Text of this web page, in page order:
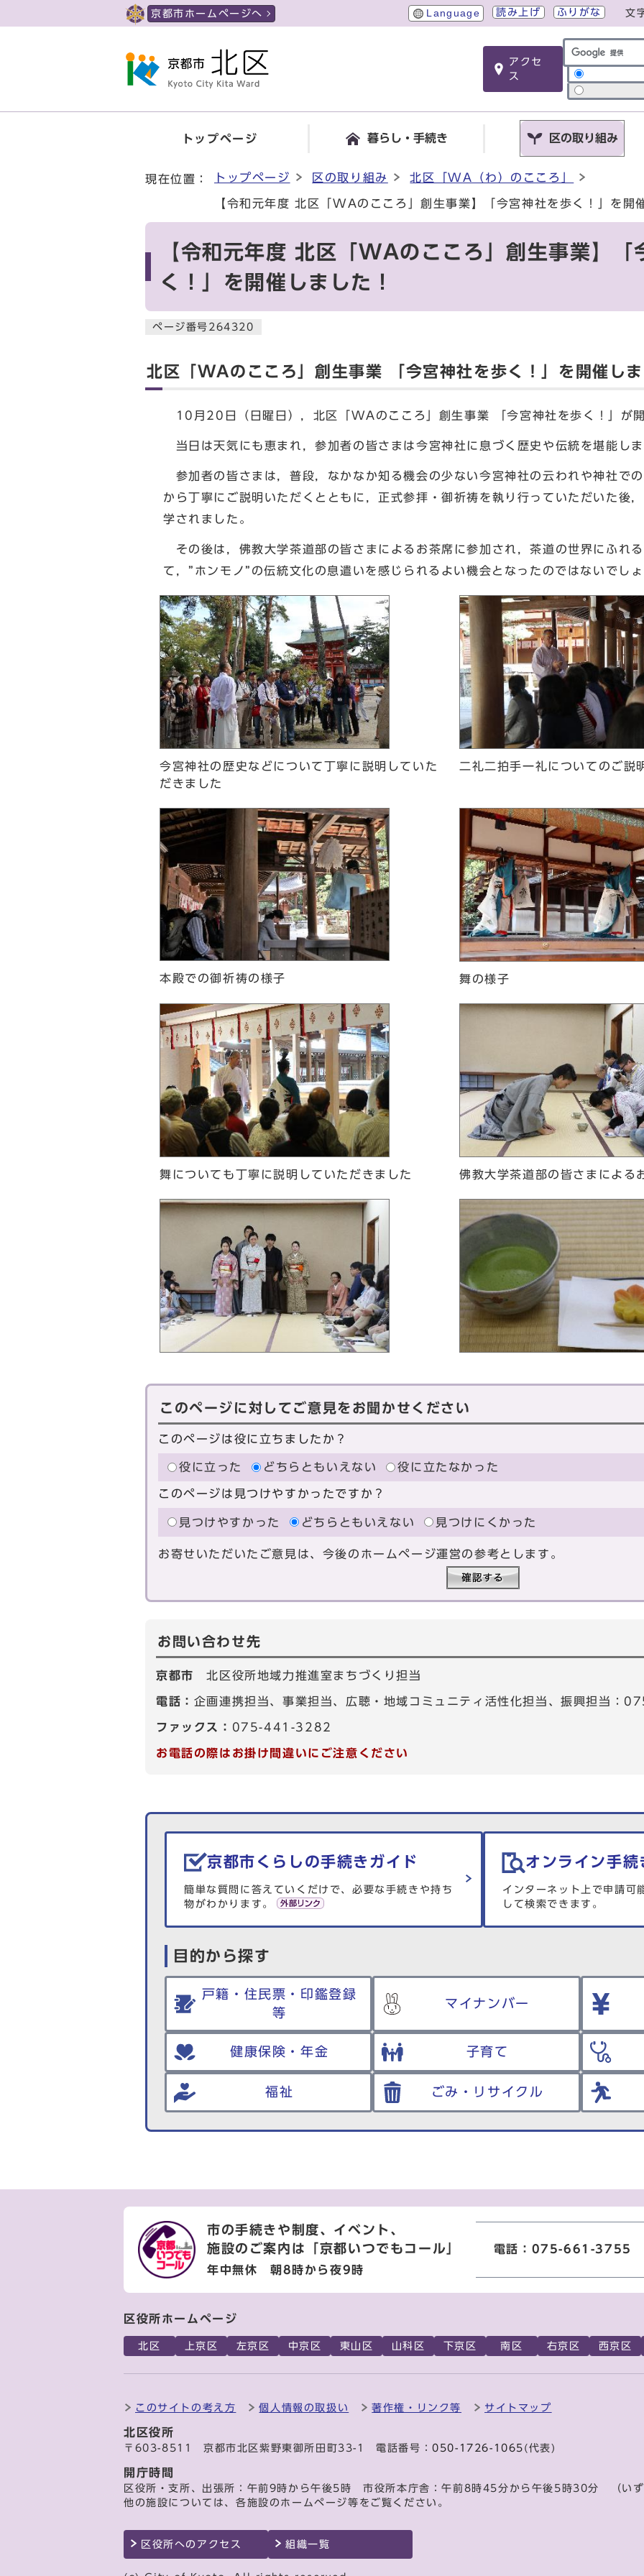
京都市ホームページへ Language 読み上げ ふりがな 文
アクセ
ス
サイト内検索
トップページ 暮らし・手続き 区の取り組み
現在位置： トップページ 区の取り組み 北区「WA（わ）のこころ」
【令和元年度 北区「WAのこころ」創生事業】「今宮神社を歩く！」を開
【令和元年度 北区「WAのこころ」創生事業】「
く！」を開催しました！
ページ番号264320
北区「WAのこころ」創生事業 「今宮神社を歩く！」を開催し
10月20日（日曜日），北区「WAのこころ」創生事業 「今宮神社を歩く！」が
当日は天気にも恵まれ，参加者の皆さまは今宮神社に息づく歴史や伝統を堪能し
参加者の皆さまは，普段，なかなか知る機会の少ない今宮神社の云われや神社で
から丁寧にご説明いただくとともに，正式参拝・御祈祷を執り行っていただいた後
学されました。
その後は，佛教大学茶道部の皆さまによるお茶席に参加され，茶道の世界にふれ
て，”ホンモノ”の伝統文化の息遣いを感じられるよい機会となったのではないでし
今宮神社の歴史などについて丁寧に説明していた
だきました
二礼二拍手一礼についてのご説
本殿での御祈祷の様子 舞の様子
舞についても丁寧に説明していただきました 佛教大学茶道部の皆さまによる
このページに対してご意見をお聞かせください
このページは役に立ちましたか？
役に立った どちらともいえない 役に立たなかった
このページは見つけやすかったですか？
見つけやすかった どちらともいえない 見つけにくかった
お寄せいただいたご意見は、今後のホームページ運営の参考とします。
お問い合わせ先
京都市北区役所地域力推進室まちづくり担当
電話： 企画連携担当、事業担当、広聴・地域コミュニティ活性化担当、振興担当
ファックス： 075-441-3282
お電話の際はお掛け間違いにご注意ください
生活情報を探す
京都市くらしの手続きガイド
簡単な質問に答えていくだけで、必要な手続きや持ち
物がわかります。
オンライン手続
インターネット上で申請可
して検索できます。
目的から探す
戸籍・住民票・印鑑登録
等
マイナンバー
健康保険・年金 子育て
福祉 ごみ・リサイクル
市の手続きや制度、イベント、
施設のご案内は
「京都いつでもコール」
年中無休 朝8時から夜9時
電話：075-661-3755
区役所ホームページ
北区 上京区 左京区 中京区 東山区 山科区 下京区 南区 右京区 西京区
このサイトの考え方 個人情報の取扱い 著作権・リンク等 サイトマップ
北区役所
〒603-8511 京都市北区紫野東御所田町33-1 電話番号：050-1726-1065 (代表)
開庁時間
区役所・支所、出張所：午前9時から午後5時 市役所本庁舎：午前8時45分から午後5時30分 （いず
他の施設については、各施設のホームページ等をご覧ください。
区役所へのアクセス 組織一覧